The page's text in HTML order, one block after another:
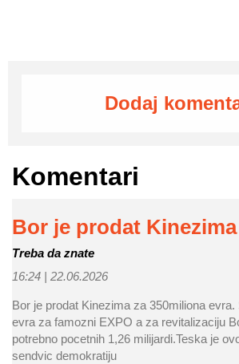
Dodaj
Komentari
Bor je prodat
Treba da znate
16:24 | 22.06.2026
Bor je prodat Kinezima za 350miliona
evra za famozni EXPO a za revitalizaciju
potrebno pocetnih 1,26 milijardi.Teska je
sendvic demokratiju